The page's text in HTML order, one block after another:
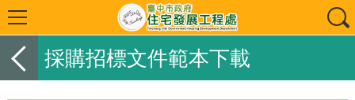
採購招標文件範本下載